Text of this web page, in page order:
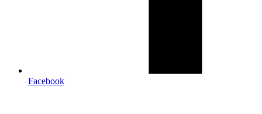
Facebook